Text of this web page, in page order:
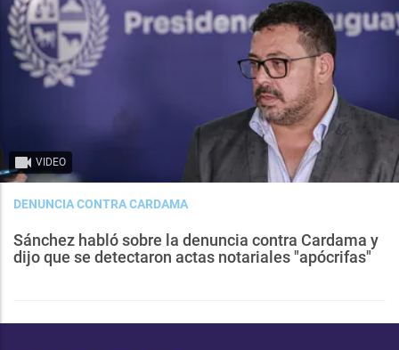
VIDEO
DENUNCIA CONTRA CARDAMA
Sánchez habló sobre la denuncia contra Cardama y
dijo que se detectaron actas notariales "apócrifas"